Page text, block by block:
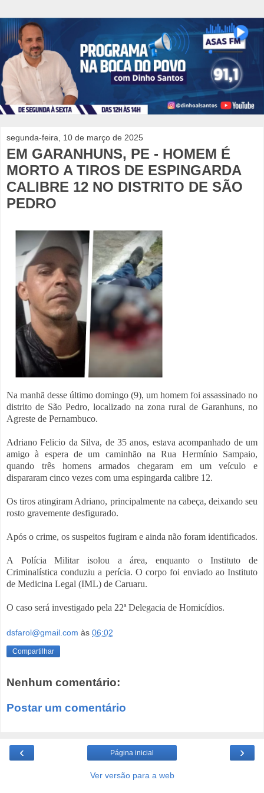
segunda-feira, 10 de março de 2025
EM GARANHUNS, PE - HOMEM É
MORTO A TIROS DE ESPINGARDA
CALIBRE 12 NO DISTRITO DE SÃO
PEDRO
Na manhã desse último domingo (9), um homem foi assassinado no
distrito de São Pedro, localizado na zona rural de Garanhuns, no
Agreste de Pernambuco.
Adriano Felicio da Silva, de 35 anos, estava acompanhado de um
amigo à espera de um caminhão na Rua Hermínio Sampaio,
quando três homens armados chegaram em um veículo e
dispararam cinco vezes com uma espingarda calibre 12.
Os tiros atingiram Adriano, principalmente na cabeça, deixando seu
rosto gravemente desfigurado.
Após o crime, os suspeitos fugiram e ainda não foram identificados.
A Polícia Militar isolou a área, enquanto o Instituto de
Criminalística conduziu a perícia. O corpo foi enviado ao Instituto
de Medicina Legal (IML) de Caruaru.
O caso será investigado pela 22ª Delegacia de Homicídios.
dsfarol@gmail.com às 06:02
Compartilhar
Nenhum comentário:
Postar um comentário
‹ ›
Página inicial
Ver versão para a web